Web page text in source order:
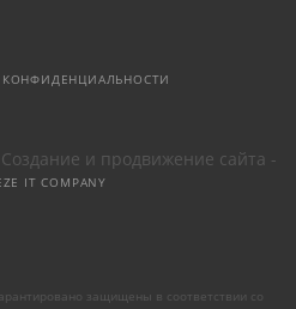
Создание и продвижение сайта -
IT COMPANY
защищены в соответствии со